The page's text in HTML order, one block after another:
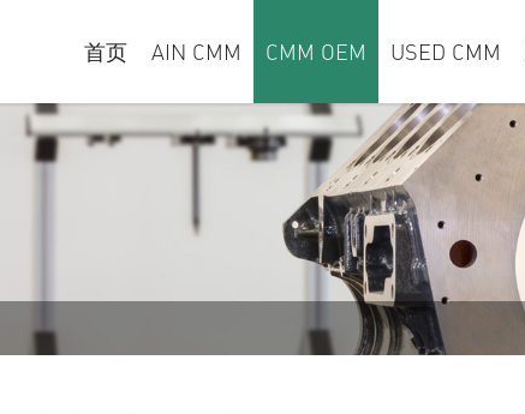
首页 AIN CMM CMM OEM USED CMM